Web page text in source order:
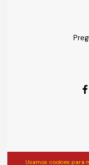
Usamos cookies para